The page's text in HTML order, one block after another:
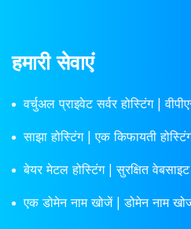
हमारी सेवाएं
वर्चुअल प्राइवेट सर्वर होस्टिंग |
साझा होस्टिंग | एक किफायती
बेयर मेटल होस्टिंग | सुरक्षित
एक डोमेन नाम खोजें | डोमेन नाम